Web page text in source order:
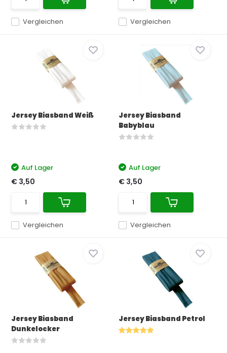
Vergleichen Vergleichen
Jersey Biasband Weiß
Vergleichen
Auf Lager
€ 3,50
Jersey Biasband
Babyblau
Vergleichen
Auf Lager
€ 3,50
Jersey Biasband
Dunkelocker
Jersey Biasband Petrol